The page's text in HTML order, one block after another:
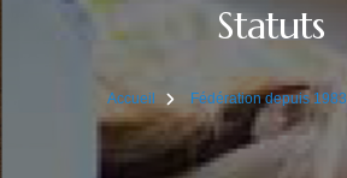
Statuts
Accueil Fédération depuis 1983